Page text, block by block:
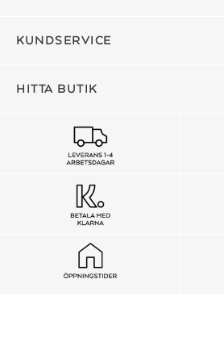
KUNDSERVICE
HITTA BUTIK